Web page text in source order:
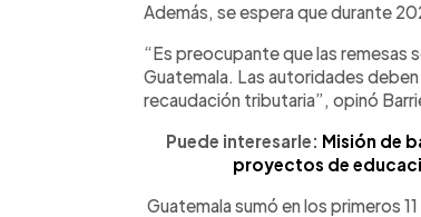
Además, se espera que durante
“Es preocupante que las remesas
Guatemala. Las autoridades
recaudación tributaria”, opinó
Puede interesarle: Misión de
proyectos de
Guatemala sumó en los primeros